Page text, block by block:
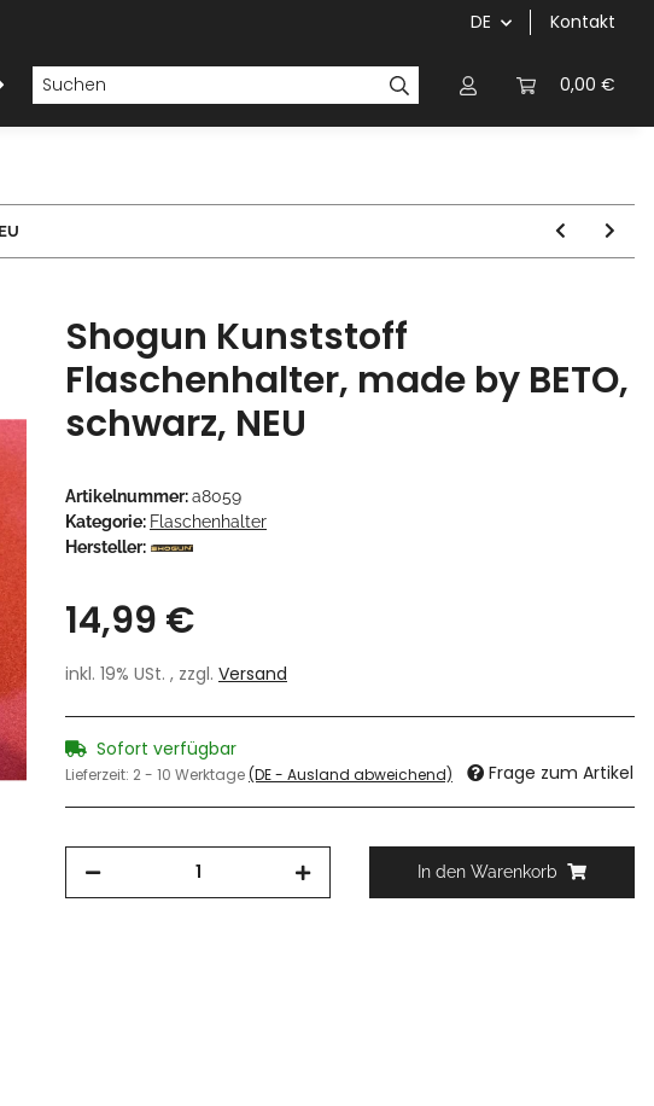
DE Kontakt
0,00 €
Kettenblätter/Kassetten Kurbeln/
Shogun Kunststoff
Flaschenhalter, made by BETO,
schwarz, NEU
Artikelnummer:a8059
Kategorie: Flaschenhalter
Hersteller:
14,99 €
inkl. 19% USt. , zzgl. Versand
Sofort verfügbar
Lieferzeit: 2 - 10 Werktage(DE - Ausland abweichend) Frage zum Artikel
In den Warenkorb